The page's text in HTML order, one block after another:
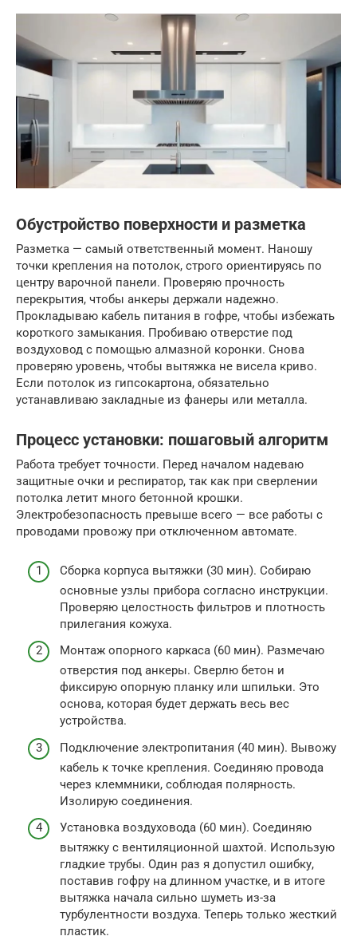
Обустройство поверхности и разметка
Разметка — самый ответственный момент. Наношу
точки крепления на потолок, строго ориентируясь по
центру варочной панели. Проверяю прочность
перекрытия, чтобы анкеры держали надежно.
Прокладываю кабель питания в гофре, чтобы избежать
короткого замыкания. Пробиваю отверстие под
воздуховод с помощью алмазной коронки. Снова
проверяю уровень, чтобы вытяжка не висела криво.
Если потолок из гипсокартона, обязательно
устанавливаю закладные из фанеры или металла.
Процесс установки: пошаговый алгоритм
Работа требует точности. Перед началом надеваю
защитные очки и респиратор, так как при сверлении
потолка летит много бетонной крошки.
Электробезопасность превыше всего — все работы с
проводами провожу при отключенном автомате.
Сборка корпуса вытяжки (30 мин). Собираю
основные узлы прибора согласно инструкции.
Проверяю целостность фильтров и плотность
прилегания кожуха.
Монтаж опорного каркаса (60 мин). Размечаю
отверстия под анкеры. Сверлю бетон и
фиксирую опорную планку или шпильки. Это
основа, которая будет держать весь вес
устройства.
Подключение электропитания (40 мин). Вывожу
кабель к точке крепления. Соединяю провода
через клеммники, соблюдая полярность.
Изолирую соединения.
Установка воздуховода (60 мин). Соединяю
вытяжку с вентиляционной шахтой. Использую
гладкие трубы. Один раз я допустил ошибку,
поставив гофру на длинном участке, и в итоге
вытяжка начала сильно шуметь из-за
турбулентности воздуха. Теперь только жесткий
пластик.